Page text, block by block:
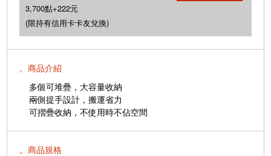
3,700點+222元
(限持有信用卡卡友兌換)
。商品介紹
多個可堆疊，大容量收納
兩側提手設計，搬運省力
可摺疊收納，不使用時不佔空間
。商品規格